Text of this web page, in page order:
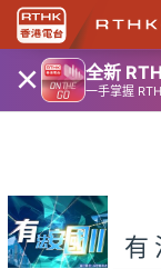
× 全新
一手掌握
有